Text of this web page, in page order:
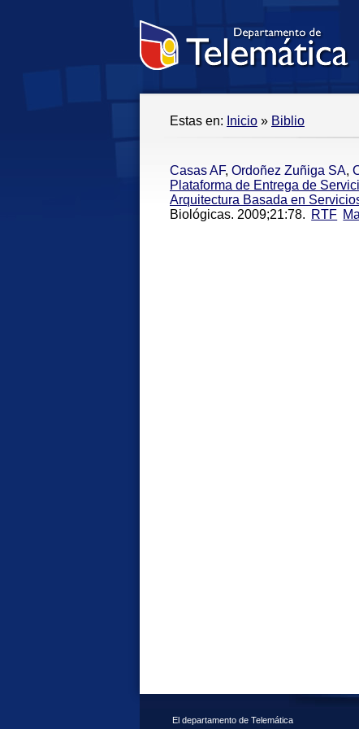
Estas en: Inicio » Biblio
Casas AF, Ordoñez Zuñiga SA,
Plataforma de Entrega de
Arquitectura Basada en
Biológicas. 2009;21:78. RTF
El departamento de Telemática